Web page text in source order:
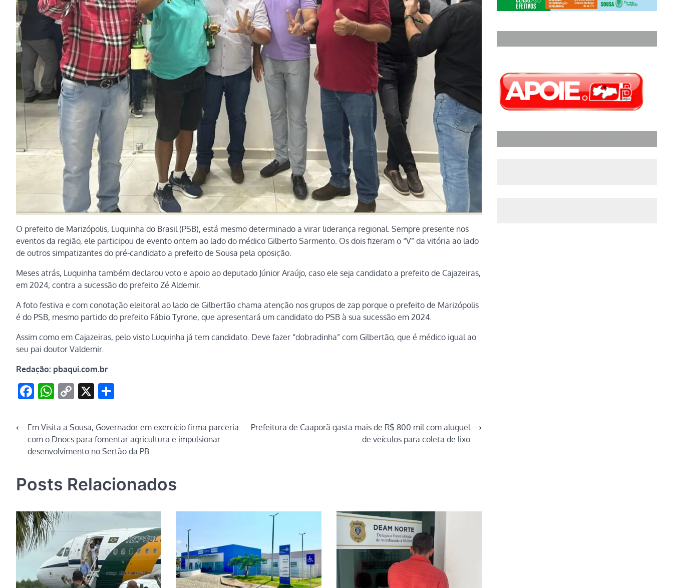
O prefeito de Marizópolis, Luquinha do Brasil (PSB), está mesmo determinado a virar liderança regional. Sempre presente nos
eventos da região, ele participou de evento ontem ao lado do médico Gilberto Sarmento. Os dois fizeram o “V” da vitória ao lado
de outros simpatizantes do pré-candidato a prefeito de Sousa pela oposição.
Meses atrás, Luquinha também declarou voto e apoio ao deputado Júnior Araújo, caso ele seja candidato a prefeito de Cajazeiras,
em 2024, contra a sucessão do prefeito Zé Aldemir.
A foto festiva e com conotação eleitoral ao lado de Gilbertão chama atenção nos grupos de zap porque o prefeito de Marizópolis
é do PSB, mesmo partido do prefeito Fábio Tyrone, que apresentará um candidato do PSB à sua sucessão em 2024.
Assim como em Cajazeiras, pelo visto Luquinha já tem candidato. Deve fazer “dobradinha” com Gilbertão, que é médico igual ao
seu pai doutor Valdemir.
Redação: pbaqui.com.br
Facebook
WhatsApp
Copy
X
Navegação
de
⟵Em Visita a Sousa, Governador em exercício firma parceria
com o Dnocs para fomentar agricultura e impulsionar
desenvolvimento no Sertão da PB
Prefeitura de Caaporã gasta mais de R$ 800 mil com aluguel
de veículos para coleta de lixo
⟶
Posts Relacionados